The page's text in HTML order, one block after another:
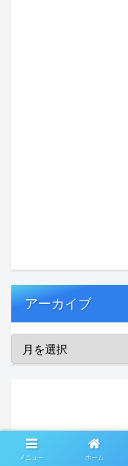
アーカイブ
メニュー ホーム